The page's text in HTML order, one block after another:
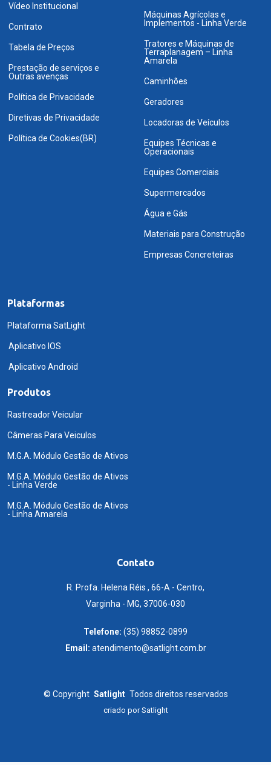
Vídeo Institucional
Contrato
Tabela de Preços
Prestação de serviços e
Outras avenças
Política de Privacidade
Diretivas de Privacidade
Política de Cookies(BR)
Máquinas Agrícolas e
Implementos - Linha Verde
Tratores e Máquinas de
Terraplanagem – Linha
Amarela
Caminhões
Geradores
Locadoras de Veículos
Equipes Técnicas e
Operacionais
Equipes Comerciais
Supermercados
Água e Gás
Materiais para Construção
Empresas Concreteiras
Plataformas
Plataforma SatLight
Aplicativo IOS
Aplicativo Android
Produtos
Rastreador Veicular
Câmeras Para Veiculos
M.G.A. Módulo Gestão de Ativos
M.G.A. Módulo Gestão de Ativos
- Linha Verde
M.G.A. Módulo Gestão de Ativos
- Linha Amarela
Contato
R. Profa. Helena Réis , 66-A - Centro,
Varginha - MG, 37006-030
Telefone: (35) 98852-0899
Email: atendimento@satlight.com.br
© Copyright Satlight Todos direitos reservados
criado porSatlight